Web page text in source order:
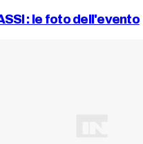
le foto dell'evento